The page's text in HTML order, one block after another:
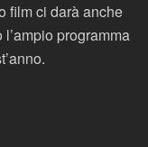
film ci darà anche
programma